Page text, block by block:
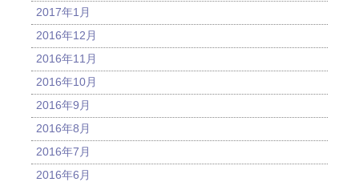
2017年1月
2016年12月
2016年11月
2016年10月
2016年9月
2016年8月
2016年7月
2016年6月